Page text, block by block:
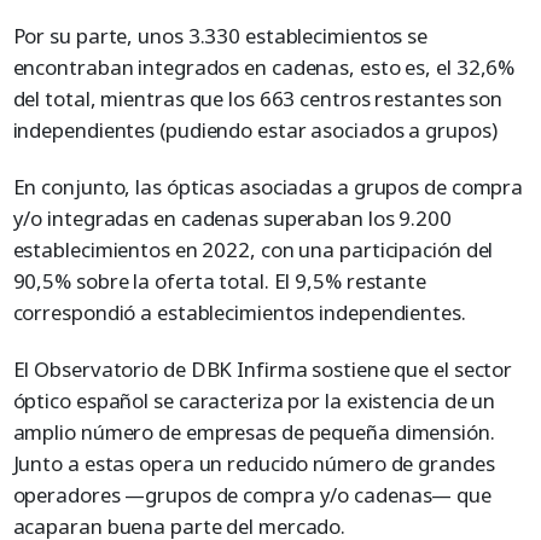
Por su parte, unos 3.330 establecimientos se
encontraban integrados en cadenas, esto es, el 32,6%
del total, mientras que los 663 centros restantes son
independientes (pudiendo estar asociados a grupos)
En conjunto, las ópticas asociadas a grupos de compra
y/o integradas en cadenas superaban los 9.200
establecimientos en 2022, con una participación del
90,5% sobre la oferta total. El 9,5% restante
correspondió a establecimientos independientes.
El Observatorio de DBK Infirma sostiene que el sector
óptico español se caracteriza por la existencia de un
amplio número de empresas de pequeña dimensión.
Junto a estas opera un reducido número de grandes
operadores —grupos de compra y/o cadenas— que
acaparan buena parte del mercado.